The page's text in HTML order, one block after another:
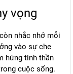
vọng
nhắc nhở mỗi
vào sự che
hứng tinh thần
cuộc sống.